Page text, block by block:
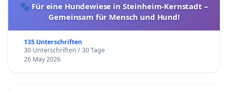
🐾 Für eine Hundewiese in Steinheim-Kernstadt –
Gemeinsam für Mensch und Hund!
135 Unterschriften
30 Unterschriften / 30 Tage
26 May 2026